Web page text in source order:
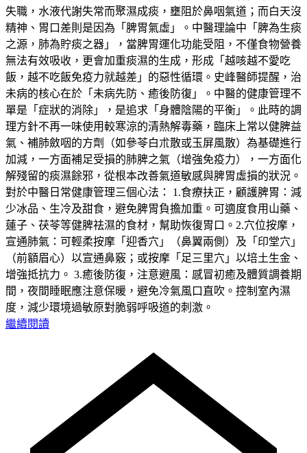
失職，水液代謝失常而聚濕成痰，壅阻於鼻咽氣道；而白天沒
精神、胃口差則是因為「脾胃氣虛」。中醫理論中「脾為生痰
之源，肺為貯痰之器」，當脾胃運化功能受阻，不僅食物營養
無法有效吸收，更會加重痰濕的生成，形成「越咳越不愛吃
飯，越不吃飯免疫力就越差」的惡性循環。史峰醫師提醒，治
未病的核心在於「未病先防、癒後防復」。中醫的健康管理不
單是「症狀的消除」，是追求「身體陰陽的平衡」。此時的調
理方針不再一味使用較寒涼的清熱解毒藥，臨床上常以健脾益
氣、補肺斂咽的方劑（如參苓白朮散或玉屏風散）為基礎進行
加減，一方面補足受損的肺脾之氣（增強免疫力），一方面化
解殘留的痰濕餘邪，從根本改善氣道敏感與脾胃虛損的狀況。
對於中醫日常健康管理三個心法： 1.食療扶正，顧護脾胃：減
少冰品、生冷及甜食，避免脾胃負擔加重。可適度食用山藥、
蓮子、茯苓等健脾祛濕的食材，幫助恢復胃口。2.穴位按摩，
宣通肺氣：可輕柔按摩「迎香穴」（鼻翼兩側）及「印堂穴」
（前額眉心）以宣通鼻竅；或按摩「足三里穴」以培土生金、
增強抵抗力。 3.癒後防復，注意避風：感冒初癒及體質調養期
間，夜間睡眠應注意保暖，避免冷氣風口直吹。控制室內濕
度，減少環境過敏原對脆弱呼吸道的刺激。
繼續閱讀